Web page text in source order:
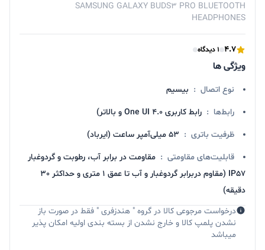
SAMSUNG GALAXY BUDS3 PRO BLUETOOTH
HEADPHONES
4.7 1 دیدگاه
ویژگی ها
نوع اتصال : بیسیم
رابط‌ها : رابط کاربری One UI 4.0 و بالاتر)
ظرفیت باتری : 53 میلی‌آمپر ساعت (ایرباد)
قابلیت‌های مقاومتی : مقاومت در برابر آب، رطوبت و گردوغبار
IP57 (مقاوم دربرابر گردوغبار و آب تا عمق 1 متری و حداکثر 30
دقیقه)
درخواست مرجوعی کالا در گروه " هندزفری " فقط در صورت باز
نشدن پلمپ کالا و خارج نشدن از بسته بندی اولیه امکان پذیر
میباشد